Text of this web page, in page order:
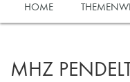
HOME
MHZ